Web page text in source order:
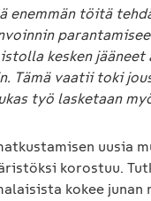
enemmän töitä
kesken jääneet
Tämä vaatii toki
työ lasketaan
uusia
korostuu.
kokee